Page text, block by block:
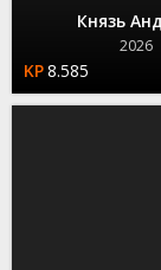
Князь
2026
8.585